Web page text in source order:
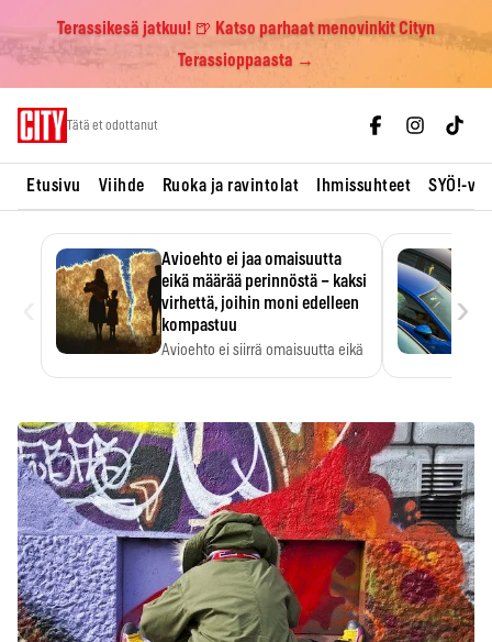
Terassikesä jatkuu! 🍺 Katso parhaat menovinkit Cityn
Terassioppaasta →
Tätä et odottanut
Etusivu Viihde Ruoka ja ravintolat Ihmissuhteet SYÖ!-
Avioehto ei jaa omaisuutta
eikä määrää perinnöstä – kaksi
virhettä, joihin moni edelleen
kompastuu
Avioehto ei siirrä omaisuutta eikä
›